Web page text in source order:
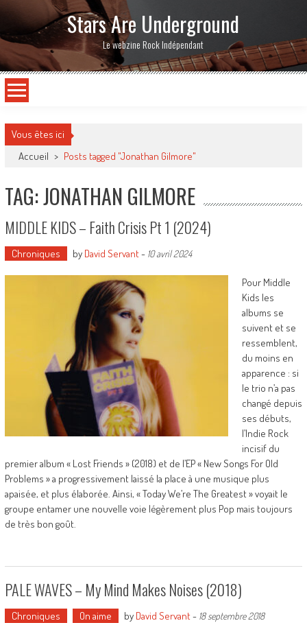
Stars Are Underground
Le webzine Rock Indépendant
Vous êtes ici
Accueil > Posts tagged "Jonathan Gilmore"
TAG: JONATHAN GILMORE
MIDDLE KIDS – Faith Crisis Pt 1 (2024)
Chroniques by David Servant- 10 avril 2024
Pour Middle
Kids les
albums se
suivent et se
ressemblent,
du moins en
apparence : si
le trio n’a pas
changé depuis
ses débuts,
l’Indie Rock
incisif du
premier album « Lost Friends » (2018) et de l’EP « New Songs For Old
Problems » a progressivement laissé la place à une musique plus
apaisée, et plus élaborée. Ainsi, « Today We’re The Greatest » voyait le
groupe entamer une nouvelle voie légèrement plus Pop mais toujours
de très bon goût.
PALE WAVES – My Mind Makes Noises (2018)
Chroniques On aime by David Servant- 18 septembre 2018